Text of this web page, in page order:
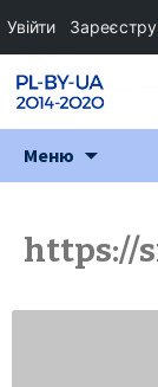
Меню
https://
Увійти